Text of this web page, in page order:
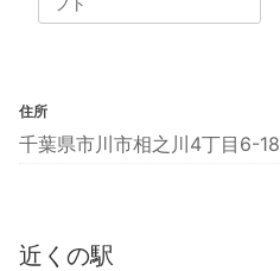
住所
千葉県市川市相之川4丁目6-18
近くの駅